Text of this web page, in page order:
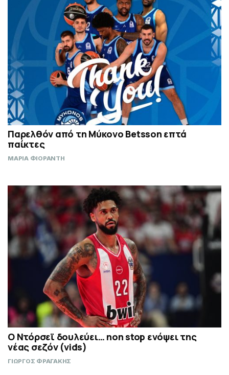
Παρελθόν από τη Μύκονο Betsson επτά
παίκτες
ΜΑΡΙΑ ΦΙΟΡΑΝΤΗ
Ο Ντόρσεϊ δουλεύει… non stop ενόψει της
νέας σεζόν (vids)
ΓΙΩΡΓΟΣ ΦΡΑΓΑΚΗΣ